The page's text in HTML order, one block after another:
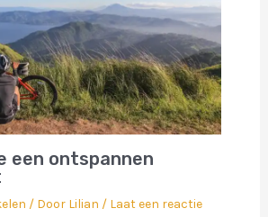
een ontspannen
/ Door Lilian / Laat een reactie